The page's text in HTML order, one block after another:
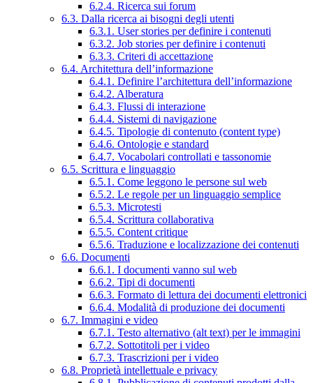
6.2.4. Ricerca sui forum
6.3. Dalla ricerca ai bisogni degli utenti
6.3.1. User stories per definire i contenuti
6.3.2. Job stories per definire i contenuti
6.3.3. Criteri di accettazione
6.4. Architettura dell’informazione
6.4.1. Definire l’architettura dell’informazione
6.4.2. Alberatura
6.4.3. Flussi di interazione
6.4.4. Sistemi di navigazione
6.4.5. Tipologie di contenuto (content type)
6.4.6. Ontologie e standard
6.4.7. Vocabolari controllati e tassonomie
6.5. Scrittura e linguaggio
6.5.1. Come leggono le persone sul web
6.5.2. Le regole per un linguaggio semplice
6.5.3. Microtesti
6.5.4. Scrittura collaborativa
6.5.5. Content critique
6.5.6. Traduzione e localizzazione dei contenuti
6.6. Documenti
6.6.1. I documenti vanno sul web
6.6.2. Tipi di documenti
6.6.3. Formato di lettura dei documenti elettronici
6.6.4. Modalità di produzione dei documenti
6.7. Immagini e video
6.7.1. Testo alternativo (alt text) per le immagini
6.7.2. Sottotitoli per i video
6.7.3. Trascrizioni per i video
6.8. Proprietà intellettuale e privacy